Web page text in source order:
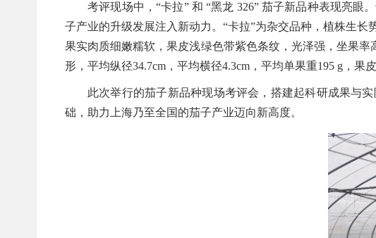
考评现场中，“卡拉” 和 “黑龙 326” 茄子新品种表现亮眼
子产业的升级发展注入新动力。“卡拉”为杂交品种，植株生长
果实肉质细嫩糯软，果皮浅绿色带紫色条纹，光泽强，坐果率
形，平均纵径34.7cm，平均横径4.3cm，平均单果重195 g，果
此次举行的茄子新品种现场考评会，搭建起科研成果与
础，助力上海乃至全国的茄子产业迈向新高度。